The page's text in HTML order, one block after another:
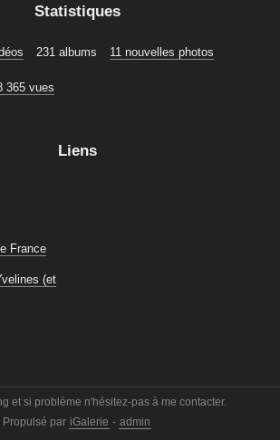
Statistiques
231 albums 11 nouvelles photos
365 vues
Liens
France
(et
et si problème n'hésitez-pas à me contacter.
Propulsé par iGalerie - admin